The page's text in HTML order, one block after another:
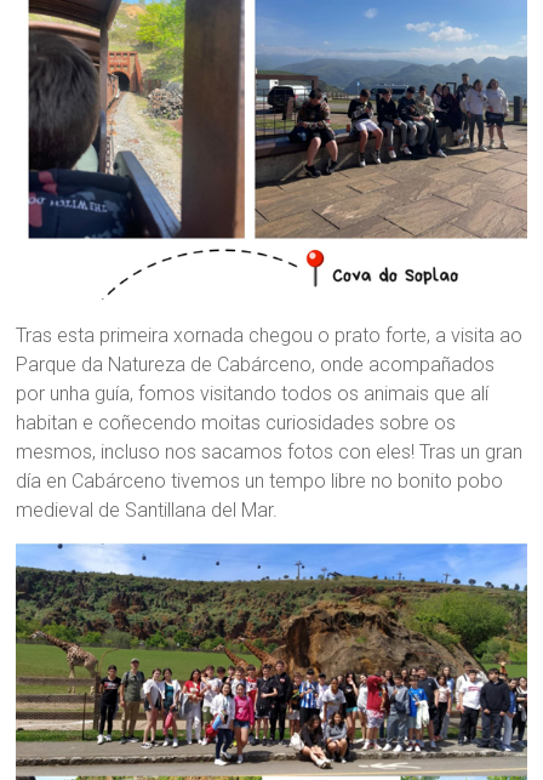
Tras esta primeira xornada chegou o prato forte, a visita ao
Parque da Natureza de Cabárceno, onde acompañados
por unha guía, fomos visitando todos os animais que alí
habitan e coñecendo moitas curiosidades sobre os
mesmos, incluso nos sacamos fotos con eles! Tras un gran
día en Cabárceno tivemos un tempo libre no bonito pobo
medieval de Santillana del Mar.